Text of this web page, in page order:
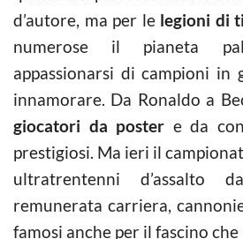
d’autore, ma per le legioni di
numerose il pianeta
appassionarsi di campioni in
innamorare. Da Ronaldo a
giocatori da poster e da
prestigiosi. Ma ieri il
ultratrentenni d’assalto
remunerata carriera,
famosi anche per il fascino che